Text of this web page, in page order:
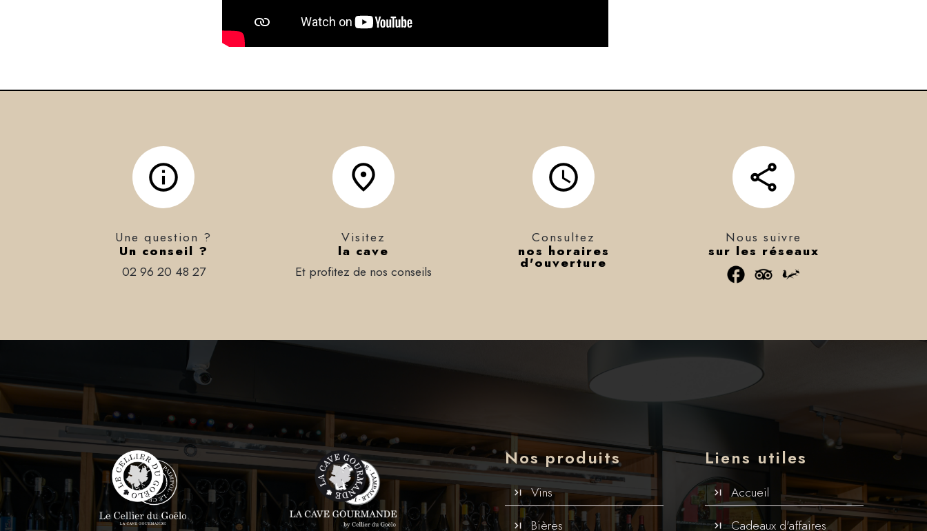
Une question ?
Un conseil ?
02 96 20 48 27
Visitez
la cave
Et profitez de nos conseils
Consultez
nos horaires
d'ouverture
Nous suivre
sur les réseaux
Nos produits
Vins
Bières
Liens utiles
Accueil
Cadeaux d'affaires